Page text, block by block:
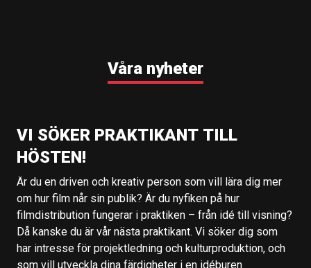
Våra nyheter
VI SÖKER PRAKTIKANT TILL
HÖSTEN!
Är du en driven och kreativ person som vill lära dig mer
om hur film når sin publik? Är du nyfiken på hur
filmdistribution fungerar i praktiken – från idé till visning?
Då kanske du är vår nästa praktikant. Vi söker dig som
har intresse för projektledning och kulturproduktion, och
som vill utveckla dina färdigheter i en idéburen